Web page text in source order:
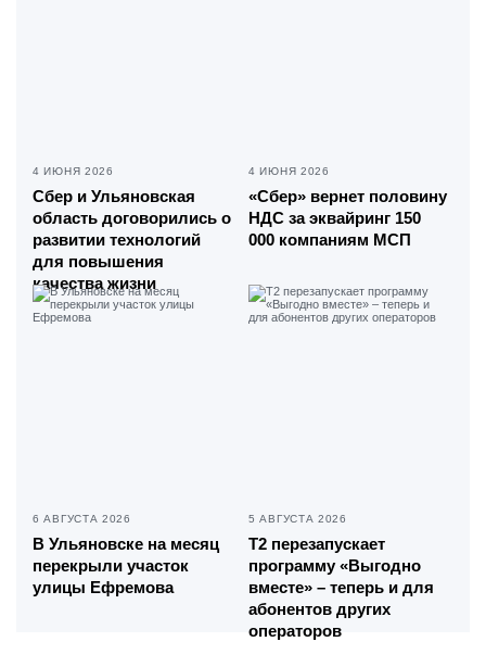
4 ИЮНЯ 2026
Сбер и Ульяновская
область договорились о
развитии технологий
для повышения
качества жизни
4 ИЮНЯ 2026
«Сбер» вернет половину
НДС за эквайринг 150
000 компаниям МСП
6 АВГУСТА 2026
В Ульяновске на месяц
перекрыли участок
улицы Ефремова
5 АВГУСТА 2026
Т2 перезапускает
программу «Выгодно
вместе» – теперь и для
абонентов других
операторов